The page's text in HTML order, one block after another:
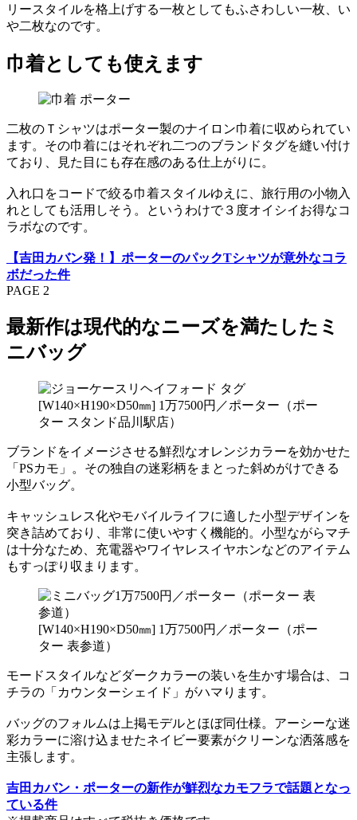
リースタイルを格上げする一枚としてもふさわしい一枚、い
や二枚なのです。
巾着としても使えます
二枚のＴシャツはポーター製のナイロン巾着に収められてい
ます。その巾着にはそれぞれ二つのブランドタグを縫い付け
ており、見た目にも存在感のある仕上がりに。
入れ口をコードで絞る巾着スタイルゆえに、旅行用の小物入
れとしても活用しそう。というわけで３度オイシイお得なコ
ラボなのです。
【吉田カバン発！】ポーターのパックTシャツが意外なコラ
ボだった件
PAGE 2
最新作は現代的なニーズを満たしたミ
ニバッグ
[W140×H190×D50㎜] 1万7500円／ポーター（ポー
ター スタンド品川駅店）
ブランドをイメージさせる鮮烈なオレンジカラーを効かせた
「PSカモ」。その独自の迷彩柄をまとった斜めがけできる
小型バッグ。
キャッシュレス化やモバイルライフに適した小型デザインを
突き詰めており、非常に使いやすく機能的。小型ながらマチ
は十分なため、充電器やワイヤレスイヤホンなどのアイテム
もすっぽり収まります。
[W140×H190×D50㎜] 1万7500円／ポーター（ポー
ター 表参道）
モードスタイルなどダークカラーの装いを生かす場合は、コ
チラの「カウンターシェイド」がハマります。
バッグのフォルムは上掲モデルとほぼ同仕様。アーシーな迷
彩カラーに溶け込ませたネイビー要素がクリーンな洒落感を
主張します。
吉田カバン・ポーターの新作が鮮烈なカモフラで話題となっ
ている件